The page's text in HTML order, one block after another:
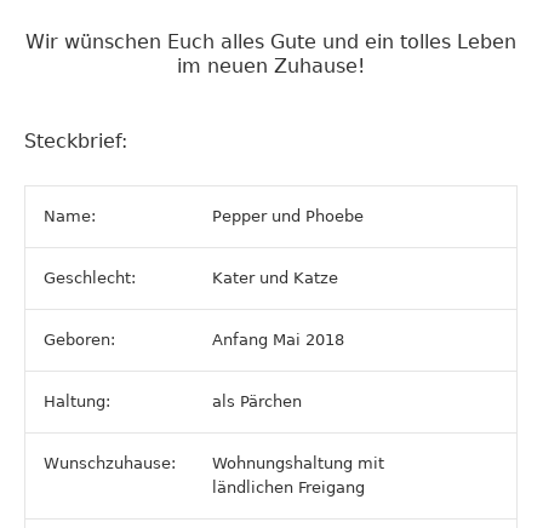
Wir wünschen Euch alles Gute und ein tolles Leben
im neuen Zuhause!
Steckbrief:
Name: Pepper und Phoebe
Geschlecht: Kater und Katze
Geboren: Anfang Mai 2018
Haltung: als Pärchen
Wunschzuhause:
Wohnungshaltung mit
ländlichen Freigang